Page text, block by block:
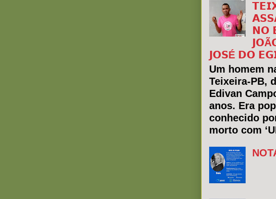
𝗡𝗢
𝗝𝗢𝗦É 𝗗𝗢
Um homem
Teixeira-PB,
Edivan
anos. Era
conhecido
morto com